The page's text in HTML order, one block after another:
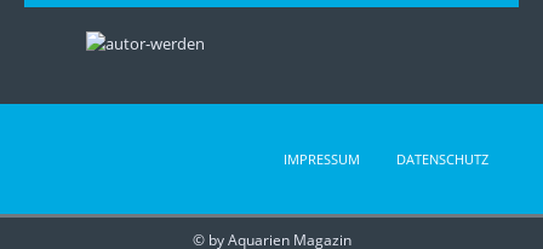
IMPRESSUM DATENSCHUTZ
© by Aquarien Magazin